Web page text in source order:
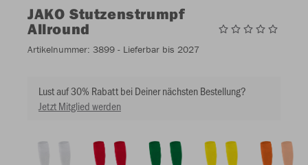
JAKO Stutzenstrumpf
Allround
Artikelnummer: 3899 - Lieferbar bis 2027
Lust auf 30% Rabatt bei Deiner nächsten Bestellung?
Jetzt Mitglied werden